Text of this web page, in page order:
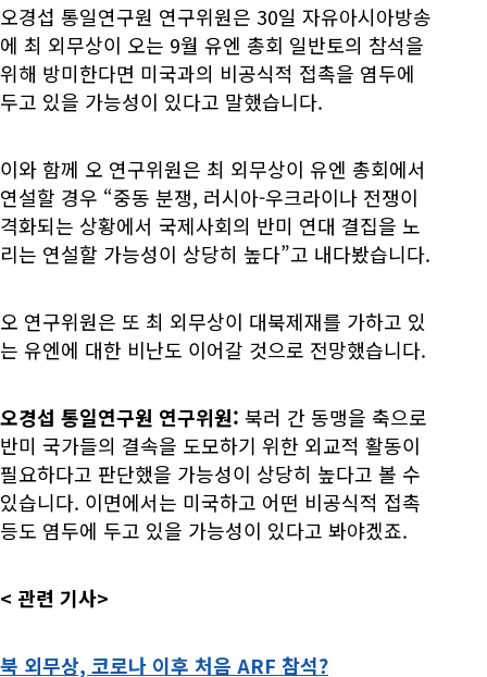
오경섭 통일연구원 연구위원은 30일 자유아시아방송
에 최 외무상이 오는 9월 유엔 총회 일반토의 참석을
위해 방미한다면 미국과의 비공식적 접촉을 염두에
두고 있을 가능성이 있다고 말했습니다.
이와 함께 오 연구위원은 최 외무상이 유엔 총회에서
연설할 경우 “중동 분쟁, 러시아-우크라이나 전쟁이
격화되는 상황에서 국제사회의 반미 연대 결집을 노
리는 연설할 가능성이 상당히 높다”고 내다봤습니다.
오 연구위원은 또 최 외무상이 대북제재를 가하고 있
는 유엔에 대한 비난도 이어갈 것으로 전망했습니다.
오경섭 통일연구원 연구위원: 북러 간 동맹을 축으로
반미 국가들의 결속을 도모하기 위한 외교적 활동이
필요하다고 판단했을 가능성이 상당히 높다고 볼 수
있습니다. 이면에서는 미국하고 어떤 비공식적 접촉
등도 염두에 두고 있을 가능성이 있다고 봐야겠죠.
< 관련 기사>
북 외무상, 코로나 이후 처음 ARF 참석?